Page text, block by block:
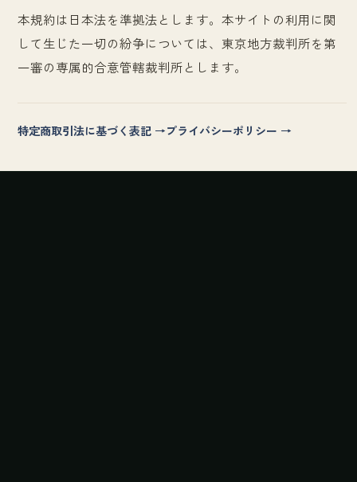
本規約は日本法を準拠法とします。本サイトの利用に関
して生じた一切の紛争については、東京地方裁判所を第
一審の専属的合意管轄裁判所とします。
特定商取引法に基づく表記 →プライバシーポリシー →